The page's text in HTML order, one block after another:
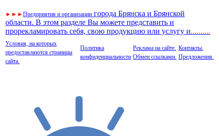
► ► ►Предприятия и организации города Брянска и Брянской
области. В этом разделе Вы можете представить и
прорекламировать себя, свою продукцию или услугу и..........
Условия, на которых
предоставляются страницы
сайта.
Политика
конфиденциальности
Реклама на сайте.
Обмен ссылками.
Контакты.
Предложения.